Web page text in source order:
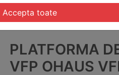
G300051P
PLATFORMA
VFP OHAUS
Accepta toate